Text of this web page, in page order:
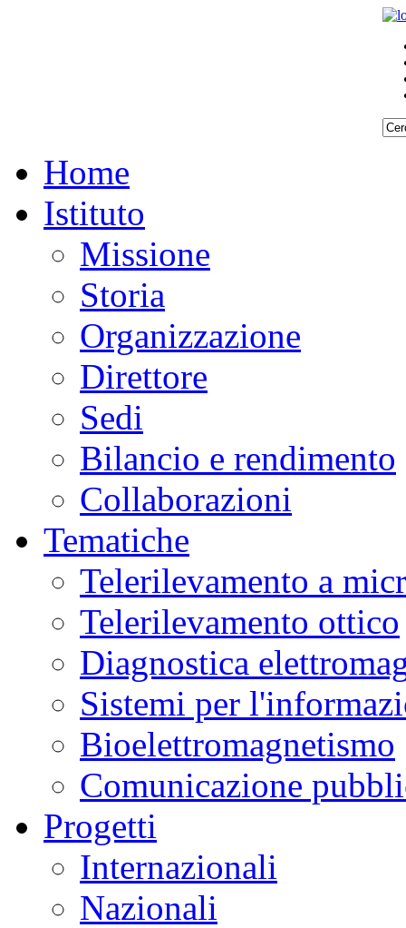
Home
Istituto
Missione
Storia
Organizzazione
Direttore
Sedi
Bilancio e rendimento
Collaborazioni
Tematiche
Telerilevamento a
Telerilevamento ottico
Diagnostica
Sistemi per
Bioelettromagnetismo
Comunicazione
Progetti
Internazionali
Nazionali